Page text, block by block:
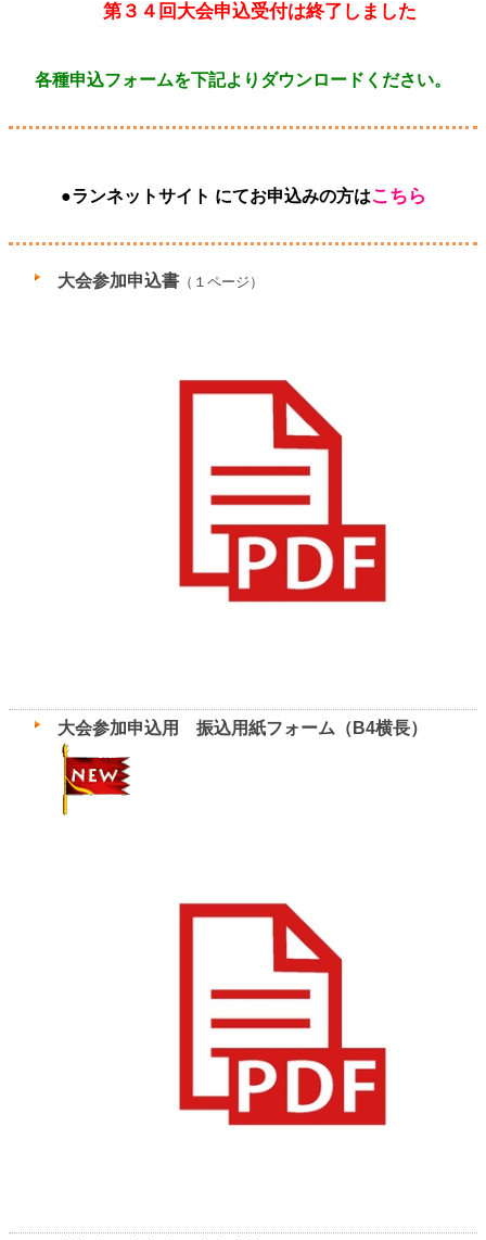
第３４回大会申込受付は終了しました
各種申込フォームを下記よりダウンロードください。
●ランネットサイト にてお申込みの方はこちら
大会参加申込書 （１ページ）
大会参加申込用 振込用紙フォーム（B4横長）